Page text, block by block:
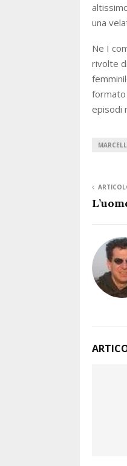
una
Ne I
rivolte
formato
episodi